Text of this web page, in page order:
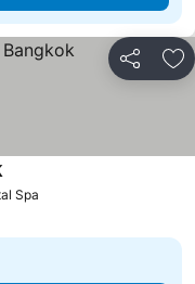
Partager
Spa
Consulter les prix